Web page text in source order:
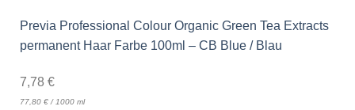
Previa Professional Colour Organic Green Tea Extracts
permanent Haar Farbe 100ml – CB Blue / Blau
7,78 €
77,80 €/ 1000 ml